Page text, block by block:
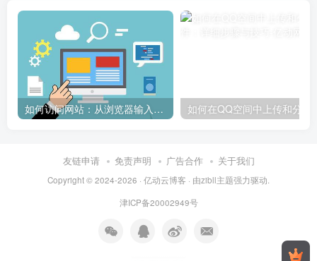
如何访问网站：从浏览器输入到页面加载的完整步骤详解
友链申请 免责声明 广告合作 关于我们
Copyright © 2024-2026 · 亿动云博客 · 由zibll主题强力驱动.
津ICP备20002949号